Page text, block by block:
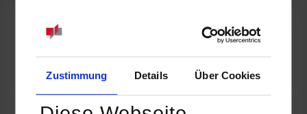
Zustimmung Details Über Cookies
Online INDIS-Infoveranstaltung für Studierende
Zum Event